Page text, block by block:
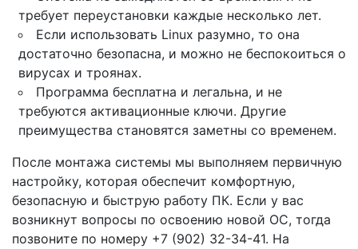
требует переустановки каждые несколько лет.
Если использовать Linux разумно, то она
достаточно безопасна, и можно не беспокоиться о
вирусах и троянах.
Программа бесплатна и легальна, и не
требуются активационные ключи. Другие
преимущества становятся заметны со временем.
После монтажа системы мы выполняем первичную
настройку, которая обеспечит комфортную,
безопасную и быструю работу ПК. Если у вас
возникнут вопросы по освоению новой ОС, тогда
позвоните по номеру +7 (902) 32-34-41. На